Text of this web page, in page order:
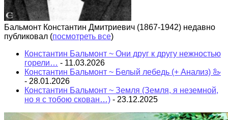
Бальмонт Константин Дмитриевич (1867-1942) недавно
публиковал (посмотреть все)
Константин Бальмонт ~ Они друг к другу нежностью
горели… - 11.03.2026
Константин Бальмонт ~ Белый лебедь (+ Анализ) 🦢
- 28.01.2026
Константин Бальмонт ~ Земля (Земля, я неземной,
но я с тобою скован…) - 23.12.2025